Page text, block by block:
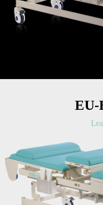
EU-